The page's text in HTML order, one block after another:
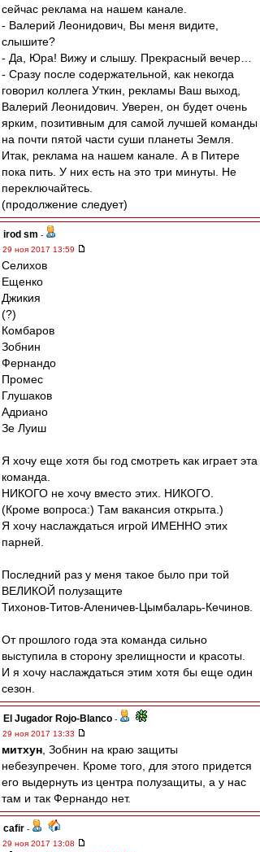
сейчас реклама на нашем канале.
- Валерий Леонидович, Вы меня видите,
слышите?
- Да, Юра! Вижу и слышу. Прекрасный вечер…
- Сразу после содержательной, как некогда
говорил коллега Уткин, рекламы Ваш выход,
Валерий Леонидович. Уверен, он будет очень
ярким, позитивным для самой лучшей команды
на почти пятой части суши планеты Земля.
Итак, реклама на нашем канале. А в Питере
пока пить. У них есть на это три минуты. Не
переключайтесь.
(продолжение следует)
irod sm -
29 ноя 2017 13:59
Селихов
Ещенко
Джикия
(?)
Комбаров
Зобнин
Фернандо
Промес
Глушаков
Адриано
Зе Луиш
Я хочу еще хотя бы год смотреть как играет эта
команда.
НИКОГО не хочу вместо этих. НИКОГО.
(Кроме вопроса:) Там вакансия открыта.)
Я хочу наслаждаться игрой ИМЕННО этих
парней.
Последний раз у меня такое было при той
ВЕЛИКОЙ полузащите
Тихонов-Титов-Аленичев-Цымбаларь-Кечинов.
От прошлого года эта команда сильно
выступила в сторону зрелищности и красоты.
И я хочу наслаждаться этим хотя бы еще один
сезон.
El Jugador Rojo-Blanco -
29 ноя 2017 13:33
митхун , Зобнин на краю защиты
небезупречен. Кроме того, для этого придется
его выдернуть из центра полузащиты, а у нас
там и так Фернандо нет.
cafir -
29 ноя 2017 13:08